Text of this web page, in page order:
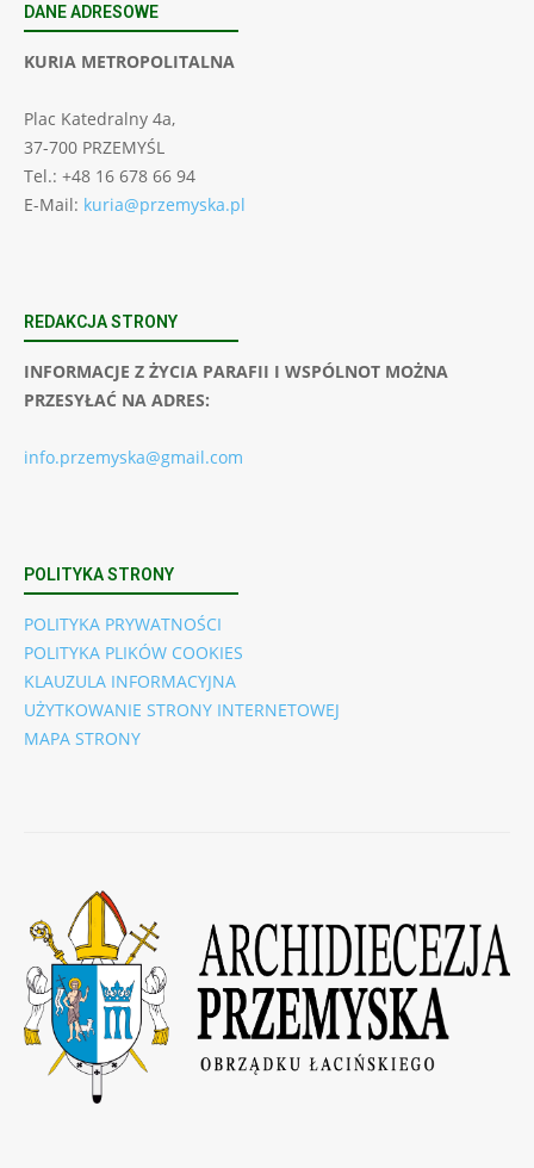
DANE ADRESOWE
KURIA METROPOLITALNA
Plac Katedralny 4a,
37-700 PRZEMYŚL
Tel.: +48 16 678 66 94
E-Mail: kuria@przemyska.pl
REDAKCJA STRONY
INFORMACJE Z ŻYCIA PARAFII I WSPÓLNOT MOŻNA
PRZESYŁAĆ NA ADRES:
info.przemyska@gmail.com
POLITYKA STRONY
POLITYKA PRYWATNOŚCI
POLITYKA PLIKÓW COOKIES
KLAUZULA INFORMACYJNA
UŻYTKOWANIE STRONY INTERNETOWEJ
MAPA STRONY